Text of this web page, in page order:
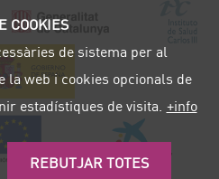
COOKIES
de sistema per al
la web i cookies opcionals de
estadístiques de visita. +info
REBUTJAR TOTES